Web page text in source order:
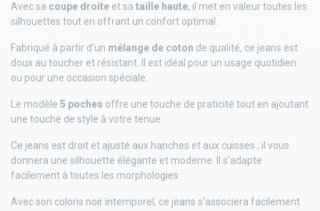
Avec sa coupe droite et sa taille haute, il met en valeur toutes les
silhouettes tout en offrant un confort optimal.
Fabriqué à partir d'un mélange de coton de qualité, ce jeans est
doux au toucher et résistant. Il est idéal pour un usage quotidien
ou pour une occasion spéciale.
Le modèle 5 poches offre une touche de praticité tout en ajoutant
une touche de style à votre tenue.
Ce jeans est droit et ajusté aux hanches et aux cuisses ; il vous
donnera une silhouette élégante et moderne. Il s'adapte
facilement à toutes les morphologies.
Avec son coloris noir intemporel, ce jeans s'associera facilement